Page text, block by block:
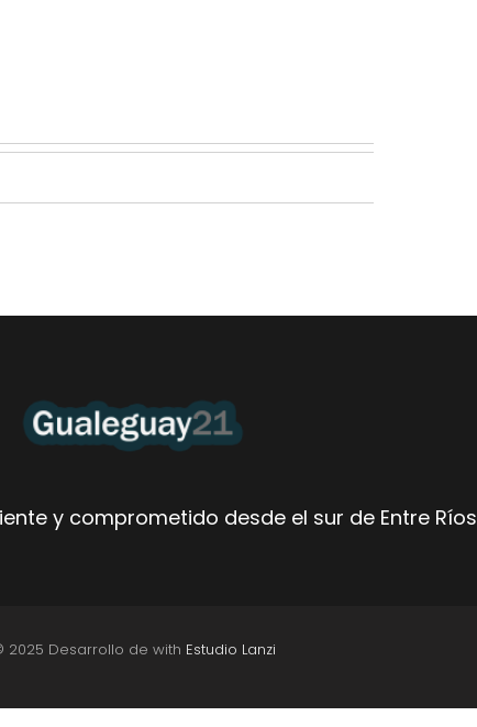
y comprometido desde el sur de Entre Ríos
2025 Desarrollo de with Estudio Lanzi